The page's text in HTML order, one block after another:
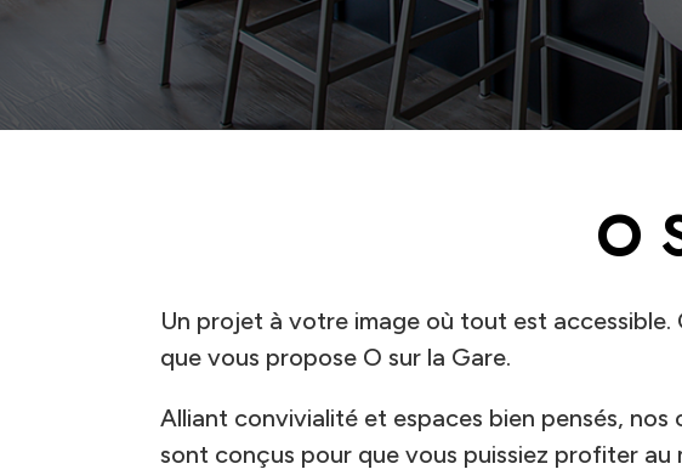
O
Un projet à votre image où tout est accessible.
que vous propose O sur la Gare.
Alliant convivialité et espaces bien pensés, nos
sont conçus pour que vous puissiez profiter au